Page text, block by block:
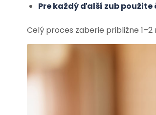
Pre každý ďalší zub
Celý proces zaberie približne